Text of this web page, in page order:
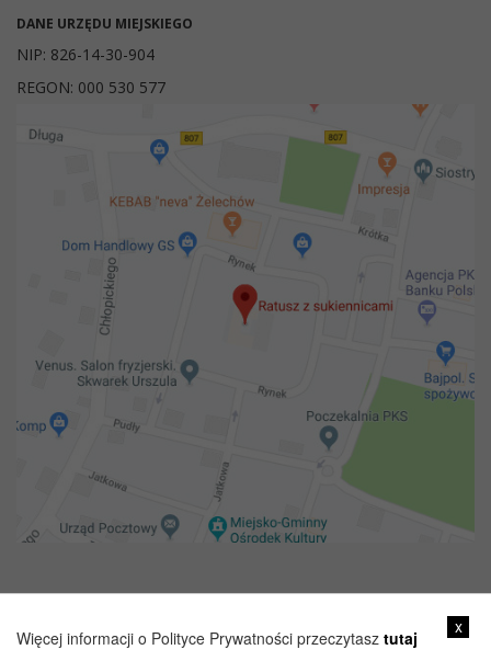
DANE URZĘDU MIEJSKIEGO
NIP: 826-14-30-904
REGON: 000 530 577
x
Więcej informacji o Polityce Prywatności przeczytasz tutaj